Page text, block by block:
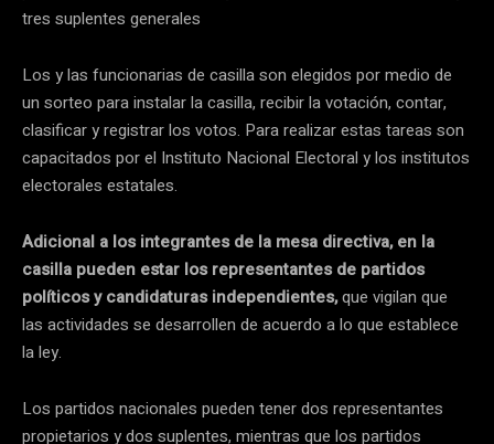
tres suplentes generales
Los y las funcionarias de casilla son elegidos por medio de
un sorteo para instalar la casilla, recibir la votación, contar,
clasificar y registrar los votos. Para realizar estas tareas son
capacitados por el Instituto Nacional Electoral y los institutos
electorales estatales.
Adicional a los integrantes de la mesa directiva, en la
casilla pueden estar los representantes de partidos
políticos y candidaturas independientes,que vigilan que
las actividades se desarrollen de acuerdo a lo que establece
la ley.
Los partidos nacionales pueden tener dos representantes
propietarios y dos suplentes, mientras que los partidos